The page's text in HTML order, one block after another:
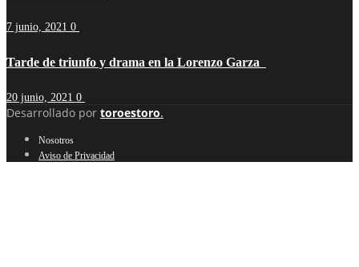
7 junio, 2021 0
Tarde de triunfo y drama en la Lorenzo Garza
20 junio, 2021 0
Desarrollado por toroestoro.
Nosotros
Aviso de Privacidad